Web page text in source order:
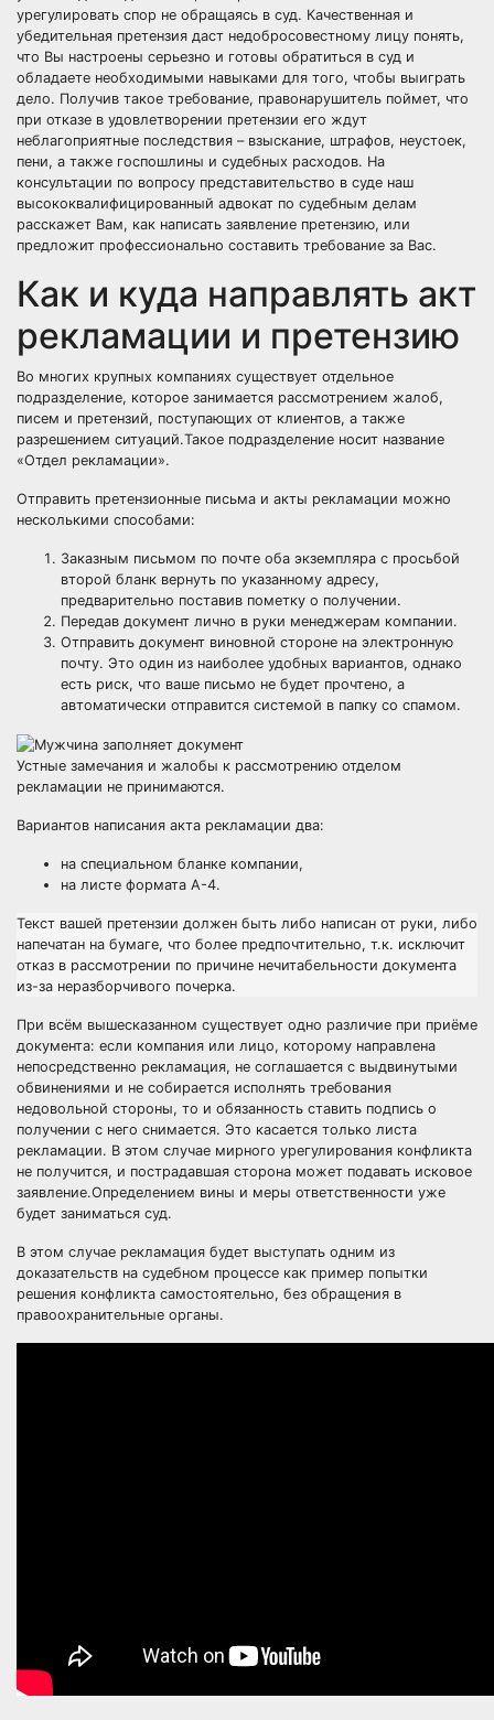
урегулировать спор не обращаясь в суд. Качественная и
убедительная претензия даст недобросовестному лицу понять,
что Вы настроены серьезно и готовы обратиться в суд и
обладаете необходимыми навыками для того, чтобы выиграть
дело. Получив такое требование, правонарушитель поймет, что
при отказе в удовлетворении претензии его ждут
неблагоприятные последствия – взыскание, штрафов, неустоек,
пени, а также госпошлины и судебных расходов. На
консультации по вопросу представительство в суде наш
высококвалифицированный адвокат по судебным делам
расскажет Вам, как написать заявление претензию, или
предложит профессионально составить требование за Вас.
Как и куда направлять акт
рекламации и претензию
Во многих крупных компаниях существует отдельное
подразделение, которое занимается рассмотрением жалоб,
писем и претензий, поступающих от клиентов, а также
разрешением ситуаций.Такое подразделение носит название
«Отдел рекламации».
Отправить претензионные письма и акты рекламации можно
несколькими способами:
Заказным письмом по почте оба экземпляра с просьбой
второй бланк вернуть по указанному адресу,
предварительно поставив пометку о получении.
Передав документ лично в руки менеджерам компании.
Отправить документ виновной стороне на электронную
почту. Это один из наиболее удобных вариантов, однако
есть риск, что ваше письмо не будет прочтено, а
автоматически отправится системой в папку со спамом.
Устные замечания и жалобы к рассмотрению отделом
рекламации не принимаются.
Вариантов написания акта рекламации два:
на специальном бланке компании,
на листе формата А-4.
Текст вашей претензии должен быть либо написан от руки, либо
напечатан на бумаге, что более предпочтительно, т.к. исключит
отказ в рассмотрении по причине нечитабельности документа
из-за неразборчивого почерка.
При всём вышесказанном существует одно различие при приёме
документа: если компания или лицо, которому направлена
непосредственно рекламация, не соглашается с выдвинутыми
обвинениями и не собирается исполнять требования
недовольной стороны, то и обязанность ставить подпись о
получении с него снимается. Это касается только листа
рекламации. В этом случае мирного урегулирования конфликта
не получится, и пострадавшая сторона может подавать исковое
заявление.Определением вины и меры ответственности уже
будет заниматься суд.
В этом случае рекламация будет выступать одним из
доказательств на судебном процессе как пример попытки
решения конфликта самостоятельно, без обращения в
правоохранительные органы.